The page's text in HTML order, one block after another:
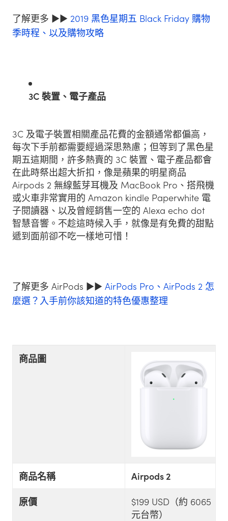
了解更多 ▶︎▶︎ 2019 黑色星期五 Black Friday 購物
季時程、以及購物攻略
3C 裝置、電子產品
3C 及電子裝置相關產品花費的金額通常都偏高，
每次下手前都需要經過深思熟慮；但等到了黑色星
期五這期間，許多熱賣的 3C 裝置、電子產品都會
在此時祭出超大折扣，像是蘋果的明星商品
Airpods 2 無線藍芽耳機及 MacBook Pro、搭飛機
或火車非常實用的 Amazon kindle Paperwhite 電
子閱讀器、以及曾經銷售一空的 Alexa echo dot
智慧音響。不趁這時候入手，就像是有免費的甜點
遞到面前卻不吃一樣地可惜！
了解更多 AirPods ►► AirPods Pro、AirPods 2 怎
麼選？入手前你該知道的特色優惠整理
商品圖
商品名稱
Airpods 2
原價
$199 USD（約 6065
元台幣）